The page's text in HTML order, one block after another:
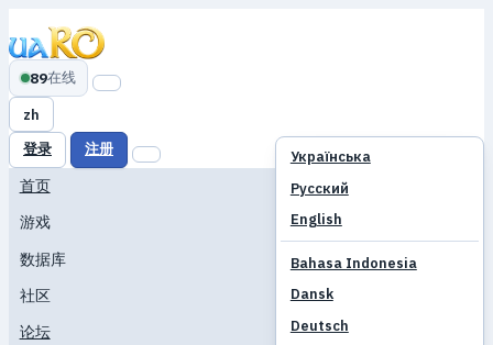
89在线
zh
Українська
Русский
English
Bahasa Indonesia
Dansk
Deutsch
登录 注册
首页
游戏
数据库
社区
论坛